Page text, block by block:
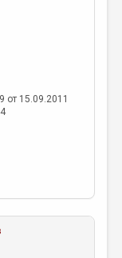
от 15.09.2011